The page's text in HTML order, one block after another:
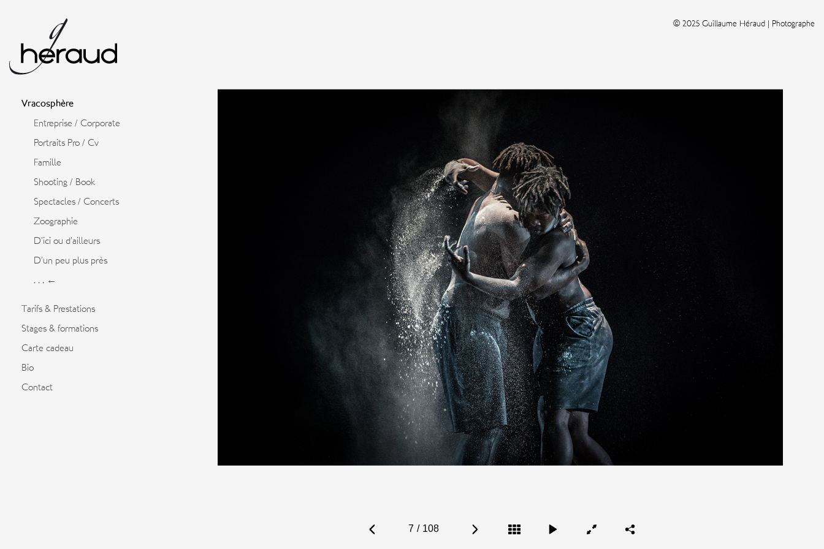
Vracosphère
Entreprise / Corporate
Portraits Pro / Cv
Famille
Shooting / Book
Spectacles / Concerts
Zoographie
D’ici ou d’ailleurs
D’un peu plus près
. . . ←
Tarifs & Prestations
Stages & formations
Carte cadeau
Bio
Contact
© 2025 Guillaume Héraud | Photographe
7 / 108